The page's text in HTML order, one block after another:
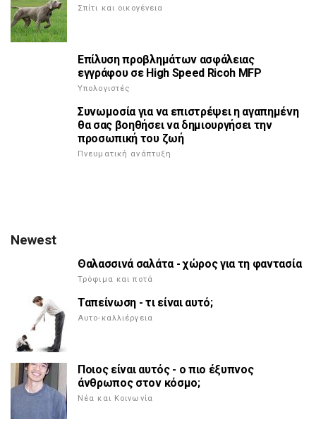
Σπίτι και οικογένεια
Επίλυση προβλημάτων ασφάλειας
εγγράφου σε High Speed Ricoh MFP
Υπολογιστές
Συνωμοσία για να επιστρέψει η αγαπημένη
θα σας βοηθήσει να δημιουργήσει την
προσωπική του ζωή
Πνευματική ανάπτυξη
Newest
Θαλασσινά σαλάτα - χώρος για τη φαντασία
Τρόφιμα και ποτά
Ταπείνωση - τι είναι αυτό;
Αυτο-καλλιέργεια
Ποιος είναι αυτός - ο πιο έξυπνος
άνθρωπος στον κόσμο;
Νέα και Κοινωνία